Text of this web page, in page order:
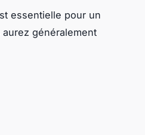
essentielle pour un
généralement